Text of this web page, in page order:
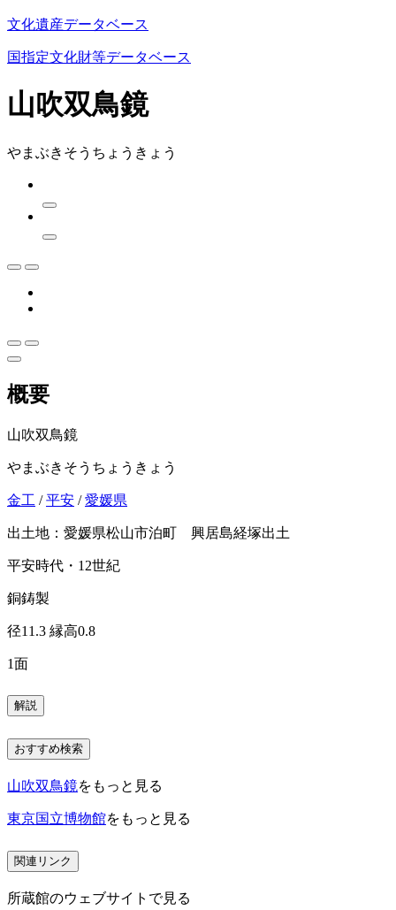
文化遺産データベース
国指定文化財等データベース
山吹双鳥鏡
やまぶきそうちょうきょう
概要
山吹双鳥鏡
やまぶきそうちょうきょう
金工 /平安 /愛媛県
出土地：愛媛県松山市泊町 興居島経塚出土
平安時代・12世紀
銅鋳製
径11.3 縁高0.8
1面
解説
おすすめ検索
山吹双鳥鏡をもっと見る
東京国立博物館をもっと見る
関連リンク
所蔵館のウェブサイトで見る